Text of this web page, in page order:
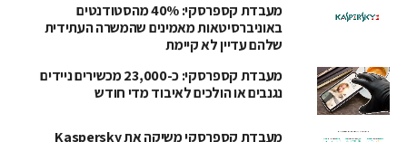
מעבדת קספרסקי: 40% מהסטודנטים
באוניברסיטאות מאמינים שהמשרה העתידית
שלהם עדיין לא קיימת
מעבדת קספרסקי: כ-23,000 מכשירים ניידים
נגנבים או הולכים לאיבוד מדי חודש
מעבדת קספרסקי משיקה את Kaspersky